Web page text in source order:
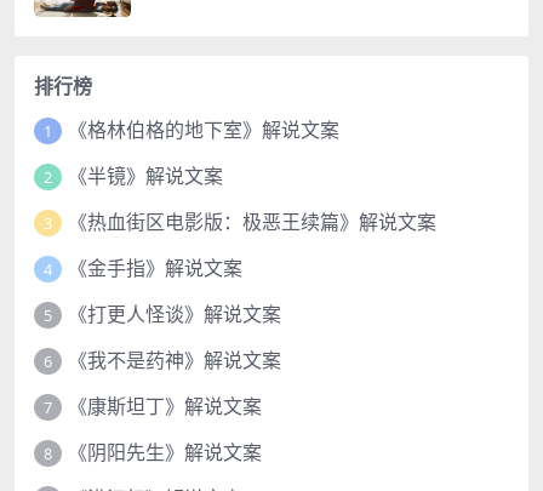
排行榜
1 《格林伯格的地下室》解说文案
2 《半镜》解说文案
3 《热血街区电影版：极恶王续篇》解说文案
4 《金手指》解说文案
5 《打更人怪谈》解说文案
6 《我不是药神》解说文案
7 《康斯坦丁》解说文案
8 《阴阳先生》解说文案